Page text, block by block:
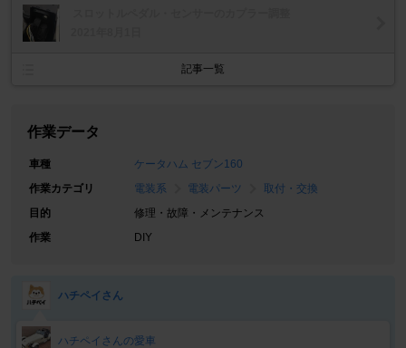
記事一覧
作業データ
車種
ケータハム セブン160
作業カテゴリ
電装系 電装パーツ
取付・交換
目的
修理・故障・メンテナンス
作業
DIY
ハチペイさん
ハチペイさんの愛車